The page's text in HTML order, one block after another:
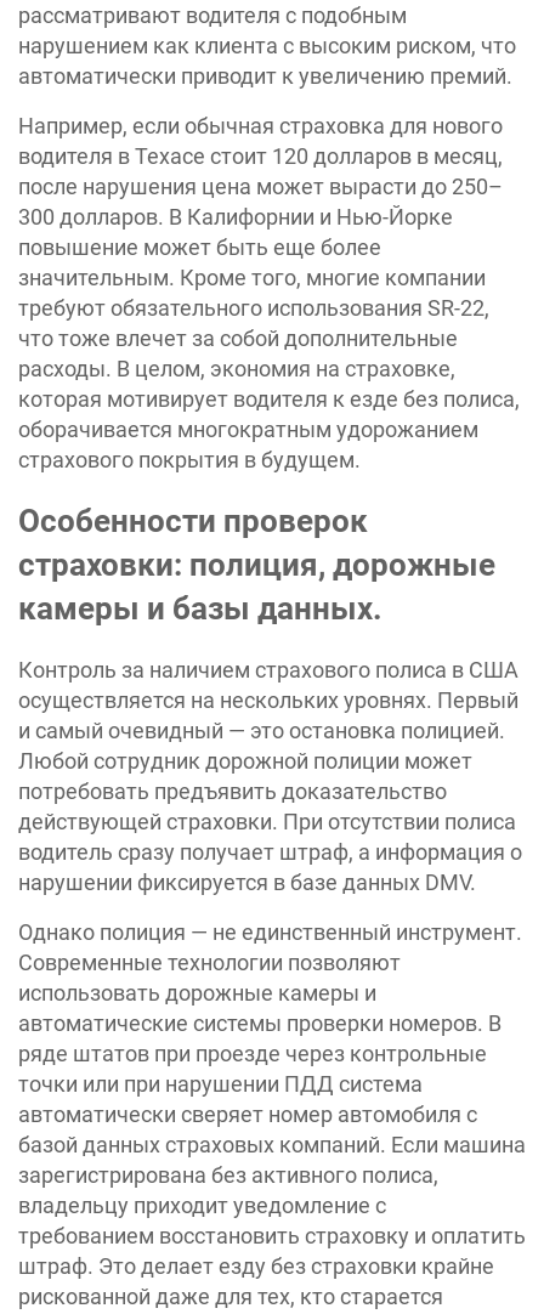
рассматривают водителя с подобным
нарушением как клиента с высоким риском, что
автоматически приводит к увеличению премий.
Например, если обычная страховка для нового
водителя в Техасе стоит 120 долларов в месяц,
после нарушения цена может вырасти до 250–
300 долларов. В Калифорнии и Нью-Йорке
повышение может быть еще более
значительным. Кроме того, многие компании
требуют обязательного использования SR-22,
что тоже влечет за собой дополнительные
расходы. В целом, экономия на страховке,
которая мотивирует водителя к езде без полиса,
оборачивается многократным удорожанием
страхового покрытия в будущем.
Особенности проверок
страховки: полиция, дорожные
камеры и базы данных.
Контроль за наличием страхового полиса в США
осуществляется на нескольких уровнях. Первый
и самый очевидный — это остановка полицией.
Любой сотрудник дорожной полиции может
потребовать предъявить доказательство
действующей страховки. При отсутствии полиса
водитель сразу получает штраф, а информация о
нарушении фиксируется в базе данных DMV.
Однако полиция — не единственный инструмент.
Современные технологии позволяют
использовать дорожные камеры и
автоматические системы проверки номеров. В
ряде штатов при проезде через контрольные
точки или при нарушении ПДД система
автоматически сверяет номер автомобиля с
базой данных страховых компаний. Если машина
зарегистрирована без активного полиса,
владельцу приходит уведомление с
требованием восстановить страховку и оплатить
штраф. Это делает езду без страховки крайне
рискованной даже для тех, кто старается